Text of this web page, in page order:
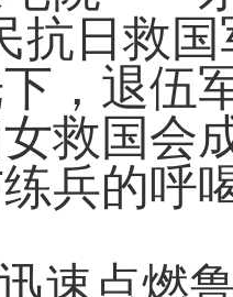
抗日救
，退伍
救国会
兵的呼
速点燃